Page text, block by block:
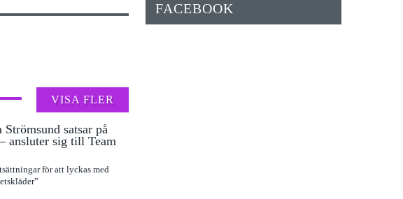
VISA FLER
Strömsund satsar på
ansluter sig till Team
för att lyckas med
FACEBOOK